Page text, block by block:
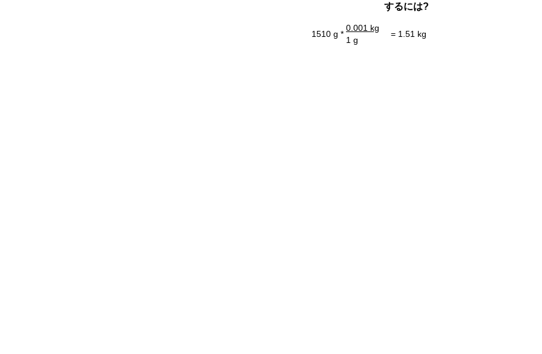
するには?
1510 g *
0.001 kg
= 1.51 kg
1 g